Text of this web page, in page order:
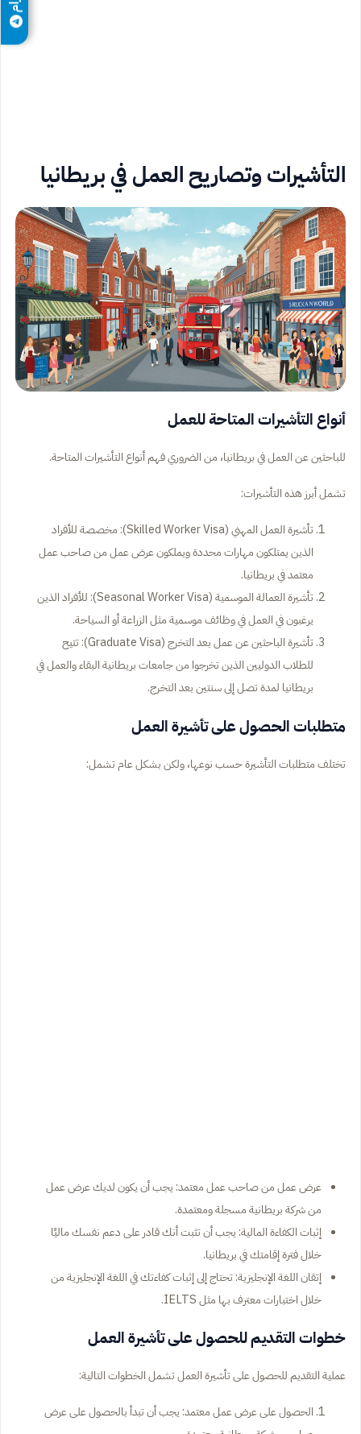
التأشيرات وتصاريح العمل في بريطانيا
أنواع التأشيرات المتاحة للعمل
للباحثين عن العمل في بريطانيا، من الضروري فهم أنواع التأشيرات المتاحة.
تشمل أبرز هذه التأشيرات:
تأشيرة العمل المهني (Skilled Worker Visa): مخصصة للأفراد
الذين يمتلكون مهارات محددة ويملكون عرض عمل من صاحب عمل
معتمد في بريطانيا.
تأشيرة العمالة الموسمية (Seasonal Worker Visa): للأفراد الذين
يرغبون في العمل في وظائف موسمية مثل الزراعة أو السياحة.
تأشيرة الباحثين عن عمل بعد التخرج (Graduate Visa): تتيح
للطلاب الدوليين الذين تخرجوا من جامعات بريطانية البقاء والعمل في
بريطانيا لمدة تصل إلى سنتين بعد التخرج.
متطلبات الحصول على تأشيرة العمل
تختلف متطلبات التأشيرة حسب نوعها، ولكن بشكل عام تشمل:
عرض عمل من صاحب عمل معتمد: يجب أن يكون لديك عرض عمل
من شركة بريطانية مسجلة ومعتمدة.
إثبات الكفاءة المالية: يجب أن تثبت أنك قادر على دعم نفسك ماليًا
خلال فترة إقامتك في بريطانيا.
إتقان اللغة الإنجليزية: تحتاج إلى إثبات كفاءتك في اللغة الإنجليزية من
خلال اختبارات معترف بها مثل IELTS.
خطوات التقديم للحصول على تأشيرة العمل
عملية التقديم للحصول على تأشيرة العمل تشمل الخطوات التالية:
الحصول على عرض عمل معتمد: يجب أن تبدأ بالحصول على عرض